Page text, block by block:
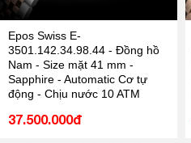
Epos Swiss E-
3501.142.34.98.44 - Đồng hồ
Nam - Size mặt 41 mm -
Sapphire - Automatic Cơ tự
động - Chịu nước 10 ATM
37.500.000đ